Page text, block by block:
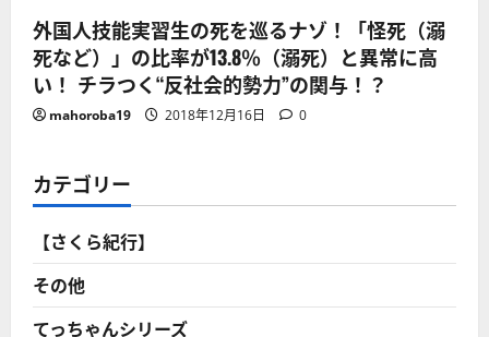
外国人技能実習生の死を巡るナゾ！「怪死（溺
死など）」の比率が13.8％（溺死）と異常に高
い！ チラつく“反社会的勢力”の関与！？
mahoroba19 2018年12月16日 0
カテゴリー
【さくら紀行】
その他
てっちゃんシリーズ